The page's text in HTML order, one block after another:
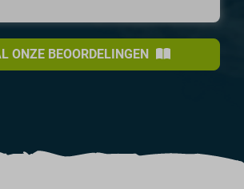
ONZE BEOORDELINGEN